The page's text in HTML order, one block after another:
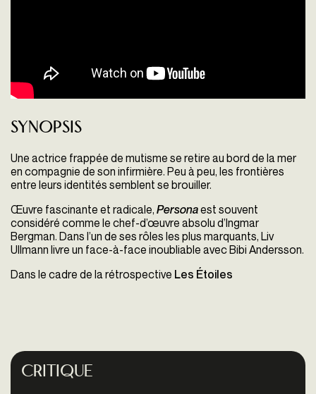
Synopsis
Une actrice frappée de mutisme se retire au bord de la mer
en compagnie de son infirmière. Peu à peu, les frontières
entre leurs identités semblent se brouiller.
Œuvre fascinante et radicale, Personaest souvent
considéré comme le chef-d’œuvre absolu d’Ingmar
Bergman. Dans l’un de ses rôles les plus marquants, Liv
Ullmann livre un face-à-face inoubliable avec Bibi Andersson.
Dans le cadre de la rétrospective Les Étoiles
Critique